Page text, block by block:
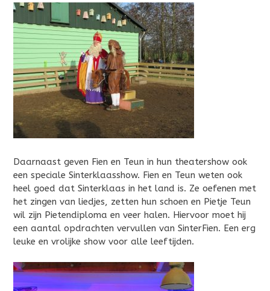
Daarnaast geven Fien en Teun in hun theatershow ook
een speciale Sinterklaasshow. Fien en Teun weten ook
heel goed dat Sinterklaas in het land is. Ze oefenen met
het zingen van liedjes, zetten hun schoen en Pietje Teun
wil zijn Pietendiploma en veer halen. Hiervoor moet hij
een aantal opdrachten vervullen van SinterFien. Een erg
leuke en vrolijke show voor alle leeftijden.